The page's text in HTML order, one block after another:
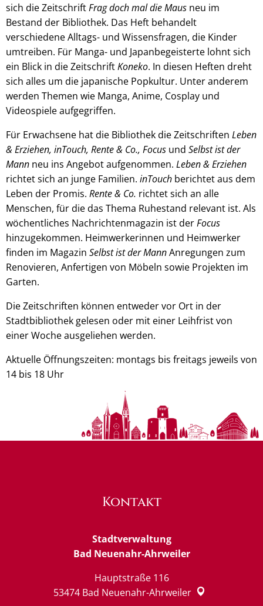
sich die ZeitschriftFrag doch mal die Maus neu im
Bestand der Bibliothek. Das Heft behandelt
verschiedene Alltags- und Wissensfragen, die Kinder
umtreiben. Für Manga- und Japanbegeisterte lohnt sich
ein Blick in die ZeitschriftKoneko. In diesen Heften dreht
sich alles um die japanische Popkultur. Unter anderem
werden Themen wie Manga, Anime, Cosplay und
Videospiele aufgegriffen.
Für Erwachsene hat die Bibliothek die Zeitschriften Leben
& Erziehen, inTouch, Rente & Co., Focus und Selbst ist der
Mann neu ins Angebot aufgenommen. Leben & Erziehen
richtet sich an junge Familien. inTouch berichtet aus dem
Leben der Promis. Rente & Co. richtet sich an alle
Menschen, für die das Thema Ruhestand relevant ist. Als
wöchentliches Nachrichtenmagazin ist derFocus
hinzugekommen. Heimwerkerinnen und Heimwerker
finden im Magazin Selbst ist der MannAnregungen zum
Renovieren, Anfertigen von Möbeln sowie Projekten im
Garten.
Die Zeitschriften können entweder vor Ort in der
Stadtbibliothek gelesen oder mit einer Leihfrist von
einer Woche ausgeliehen werden.
Aktuelle Öffnungszeiten: montags bis freitags jeweils von
14 bis 18 Uhr
Kontakt
Stadtverwaltung
Bad Neuenahr-Ahrweiler
Hauptstraße 116
53474 Bad Neuenahr-Ahrweiler